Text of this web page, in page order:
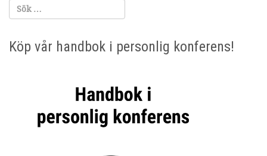
Köp vår handbok i personlig konferens!